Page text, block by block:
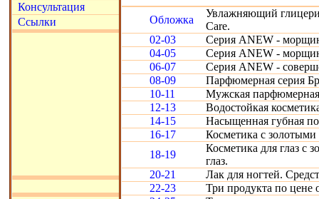
Консультация
Ссылки
Обложка
Увлажняющий
Care.
02-03
Серия ANEW -
04-05
Серия ANEW -
06-07
Серия ANEW -
08-09
Парфюмерная серия
10-11
Мужская
12-13
Водостойкая
14-15
Насыщенная губная
16-17
Косметика с золотыми
18-19
Косметика для глаз с
глаз.
20-21
Лак для ногтей.
22-23
Три продукта по цене